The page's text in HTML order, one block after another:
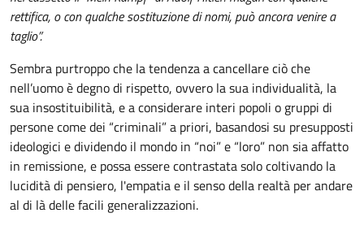
rettifica, o con qualche sostituzione di nomi, può ancora venire a
taglio”.
Sembra purtroppo che la tendenza a cancellare ciò che
nell’uomo è degno di rispetto, ovvero la sua individualità, la
sua insostituibilità, e a considerare interi popoli o gruppi di
persone come dei “criminali” a priori, basandosi su presupposti
ideologici e dividendo il mondo in “noi” e “loro” non sia affatto
in remissione, e possa essere contrastata solo coltivando la
lucidità di pensiero, l'empatia e il senso della realtà per andare
al di là delle facili generalizzazioni.